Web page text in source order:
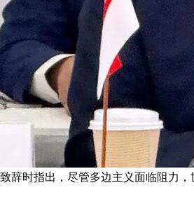
辞时指出，尽管多边主义面临阻力